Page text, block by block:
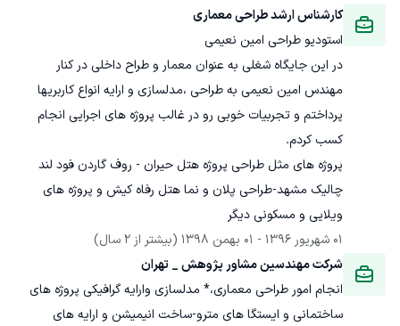
کارشناس ارشد طراحی معماری
استودیو طراحی امین نعیمی
در این جایگاه شغلی به عنوان معمار و طراح داخلی در کنار
مهندس امین نعیمی به طراحی ،مدلسازی و ارایه انواع کاربریها
پرداختم و تجربیات خوبی رو در غالب پروژه های اجرایی انجام
پروژه های مثل طراحی پروژه هتل حیران - روف گاردن فود لند
چالیک مشهد-طراحی پلان و نما هتل رفاه کیش و پروژه های
ویلایی و مسکونی دیگر
01 شهریور 1396
- 01 بهمن 1398
(بیشتر از 2 سال)
شرکت مهندسین مشاور پژوهش _ تهران
انجام امور طراحی معماری،* مدلسازی وارایه گرافیکی پروژه های
ساختمانی و ایستگا های مترو-ساخت انیمیشن و ارایه های